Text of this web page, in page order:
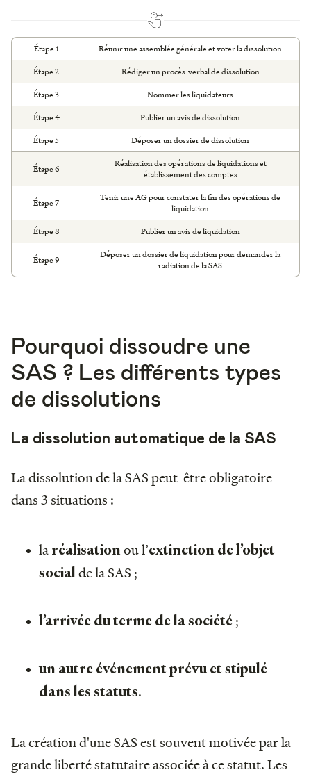
Étape 1
Réunir une assemblée générale et voter la dissolution
Étape 2
Rédiger un procès-verbal de dissolution
Étape 3
Nommer les liquidateurs
Étape 4
Publier un avis de dissolution
Étape 5
Déposer un dossier de dissolution
Étape 6
Réalisation des opérations de liquidations et
établissement des comptes
Étape 7
Tenir une AG pour constater la fin des opérations de
liquidation
Étape 8
Publier un avis de liquidation
Étape 9
Déposer un dossier de liquidation pour demander la
radiation de la SAS
Pourquoi dissoudre une
SAS ? Les différents types
de dissolutions
La dissolution automatique de la SAS
La dissolution de la SAS peut-être obligatoire
dans 3 situations :
la réalisationou l’extinction de l’objet
social de la SAS ;
l’arrivée du terme de la société ;
un autre événement prévu et stipulé
dans les statuts.
La création d'une SAS est souvent motivée par la
grande liberté statutaire associée à ce statut. Les